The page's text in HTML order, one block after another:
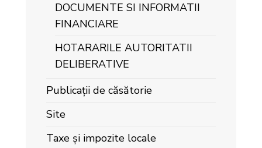
DOCUMENTE SI INFORMATII
FINANCIARE
HOTARARILE AUTORITATII
DELIBERATIVE
Publicații de căsătorie
Site
Taxe și impozite locale